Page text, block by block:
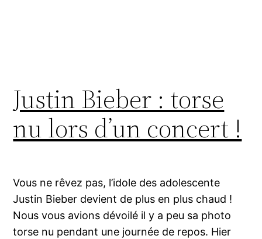
Justin Bieber : torse
nu lors d’un concert !
Vous ne rêvez pas, l’idole des adolescente
Justin Bieber devient de plus en plus chaud !
Nous vous avions dévoilé il y a peu sa photo
torse nu pendant une journée de repos. Hier